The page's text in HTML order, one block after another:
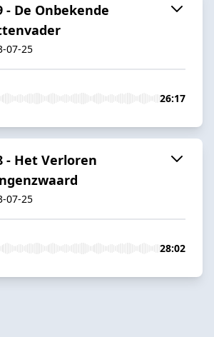
- De Onbekende
07-25
26:17
- Het Verloren
07-25
28:02